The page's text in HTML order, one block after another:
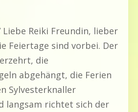
Liebe Reiki Freundin, lieber
Feiertage sind vorbei. Der
die
abgehängt, die Ferien
Sylvesterknaller
langsam richtet sich der